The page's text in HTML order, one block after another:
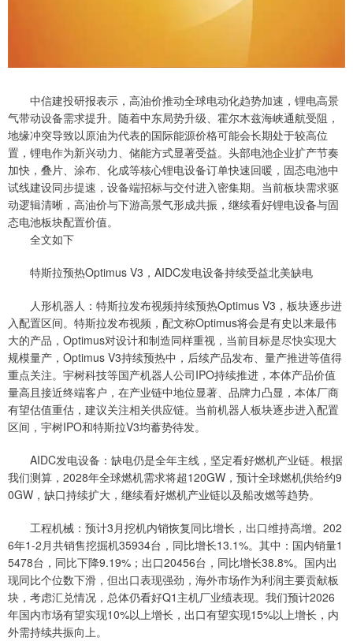
中信建投研报表示，高油价推动全球电动化趋势加速，锂电高景
气带动设备需求提升。随着中东局势升级、霍尔木兹海峡通航受阻，
地缘冲突导致以原油为代表的国际能源价格可能会长期处于较高位
置，锂电作为新兴动力、储能方式显著受益。头部电池企业扩产节奏
加快，叠片、涂布、化成等核心锂电设备订单快速回暖，固态电池中
试线建设同步提速，设备端招标与交付进入密集期。当前板块需求驱
动逻辑清晰，高油价与下游高景气形成共振，继续看好锂电设备与固
态电池板块配置价值。
全文如下
特斯拉预热Optimus V3，AIDC发电设备持续受益北美缺电
人形机器人：特斯拉发布视频持续预热Optimus V3，板块逐步进
入配置区间。特斯拉发布视频，配文称Optimus将会是有史以来最伟
大的产品，Optimus对设计和制造同样重视，当前目标是尽快实现大
规模量产，Optimus V3持续预热中，后续产品发布、量产推进等值得
重点关注。宇树科技等国产机器人公司IPO持续推进，本体产品价值
量高且接近终端客户，在产业链中地位显著、品牌力凸显，本体厂商
有望估值重估，建议关注相关供应链。当前机器人板块逐步进入配置
区间，宇树IPO和特斯拉V3均蓄势待发。
AIDC发电设备：缺电仍是全年主线，坚定看好燃机产业链。根据
我们测算，2028年全球燃机需求将超120GW，预计全球燃机供给约9
0GW，缺口持续扩大，继续看好燃机产业链以及船改燃等趋势。
工程机械：预计3月挖机内销恢复同比增长，出口维持高增。202
6年1-2月共销售挖掘机35934台，同比增长13.1%。其中：国内销量1
5478台，同比下降9.19%；出口20456台，同比增长38.8%。国内出
现同比个位数下滑，但出口表现强劲，海外市场作为利润主要贡献板
块，考虑汇兑情况，总体仍看好Q1主机厂业绩表现。我们预计2026
年国内市场有望实现10%以上增长，出口有望实现15%以上增长，内
外需持续共振向上。